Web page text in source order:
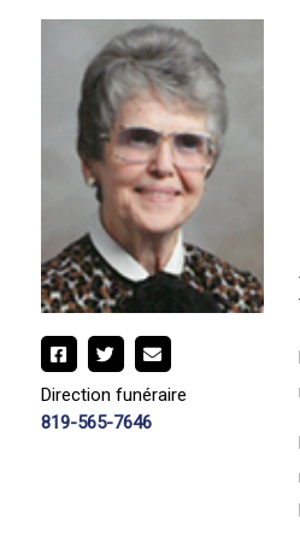
Direction funéraire
819-565-7646